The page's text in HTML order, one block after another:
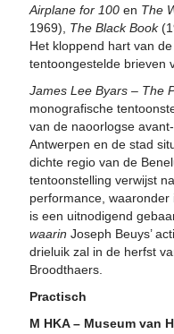
Airplane for 100en The
1969), The Black Book
Het kloppend hart van
tentoongestelde brieven
James Lee Byars – The
monografische
van de naoorlogse
Antwerpen en de stad
dichte regio van de
tentoonstelling verwijst
performance,
is een uitnodigend
waarin Joseph Beuys’
drieluik zal in de herfst
Broodthaers.
Practisch
M HKA – Museum van